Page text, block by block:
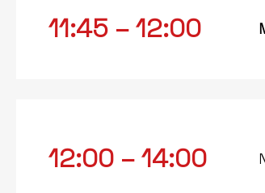
11:45 – 12:00
12:00 – 14:00